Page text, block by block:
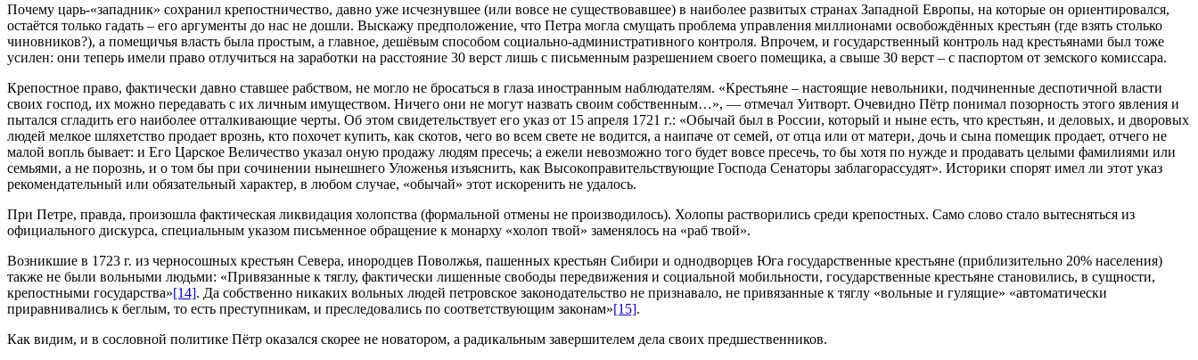
Почему царь-«западник» сохранил крепостничество, давно уже исчезнувшее (или вовсе не существовавшее) в наиболее развитых странах Западной Европы, на которые он ориентировался,
остаётся только гадать – его аргументы до нас не дошли. Выскажу предположение, что Петра могла смущать проблема управления миллионами освобождённых крестьян (где взять столько
чиновников?), а помещичья власть была простым, а главное, дешёвым способом социально-административного контроля. Впрочем, и государственный контроль над крестьянами был тоже
усилен: они теперь имели право отлучиться на заработки на расстояние 30 верст лишь с письменным разрешением своего помещика, а свыше 30 верст – с паспортом от земского комиссара.
Крепостное право, фактически давно ставшее рабством, не могло не бросаться в глаза иностранным наблюдателям. «Крестьяне – настоящие невольники, подчиненные деспотичной власти
своих господ, их можно передавать с их личным имуществом. Ничего они не могут назвать своим собственным…», — отмечал Уитворт. Очевидно Пётр понимал позорность этого явления и
пытался сгладить его наиболее отталкивающие черты. Об этом свидетельствует его указ от 15 апреля 1721 г.: «Обычай был в России, который и ныне есть, что крестьян, и деловых, и дворовых
людей мелкое шляхетство продает врознь, кто похочет купить, как скотов, чего во всем свете не водится, а наипаче от семей, от отца или от матери, дочь и сына помещик продает, отчего не
малой вопль бывает: и Его Царское Величество указал оную продажу людям пресечь; а ежели невозможно того будет вовсе пресечь, то бы хотя по нужде и продавать целыми фамилиями или
семьями, а не порознь, и о том бы при сочинении нынешнего Уложенья изъяснить, как Высокоправительствующие Господа Сенаторы заблагорассудят». Историки спорят имел ли этот указ
рекомендательный или обязательный характер, в любом случае, «обычай» этот искоренить не удалось.
При Петре, правда, произошла фактическая ликвидация холопства (формальной отмены не производилось). Холопы растворились среди крепостных. Само слово стало вытесняться из
официального дискурса, специальным указом письменное обращение к монарху «холоп твой» заменялось на «раб твой».
Возникшие в 1723 г. из черносошных крестьян Севера, инородцев Поволжья, пашенных крестьян Сибири и однодворцев Юга государственные крестьяне (приблизительно 20% населения)
также не были вольными людьми: «Привязанные к тяглу, фактически лишенные свободы передвижения и социальной мобильности, государственные крестьяне становились, в сущности,
крепостными государства»[14]. Да собственно никаких вольных людей петровское законодательство не признавало, не привязанные к тяглу «вольные и гулящие» «автоматически
приравнивались к беглым, то есть преступникам, и преследовались по соответствующим законам»[15].
Как видим, и в сословной политике Пётр оказался скорее не новатором, а радикальным завершителем дела своих предшественников.